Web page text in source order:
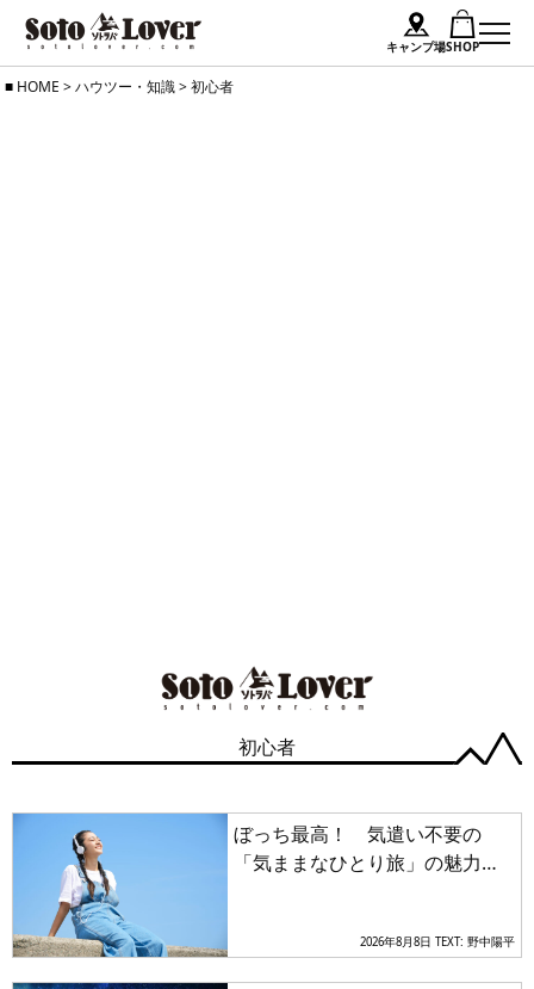
キャンプ場SHOP
SkipHOME >ハウツー・知識>初心者
初心者
ぼっち最高！ 気遣い不要の
「気ままなひとり旅」の魅力と
2026年8月8日 TEXT: 野中陽平